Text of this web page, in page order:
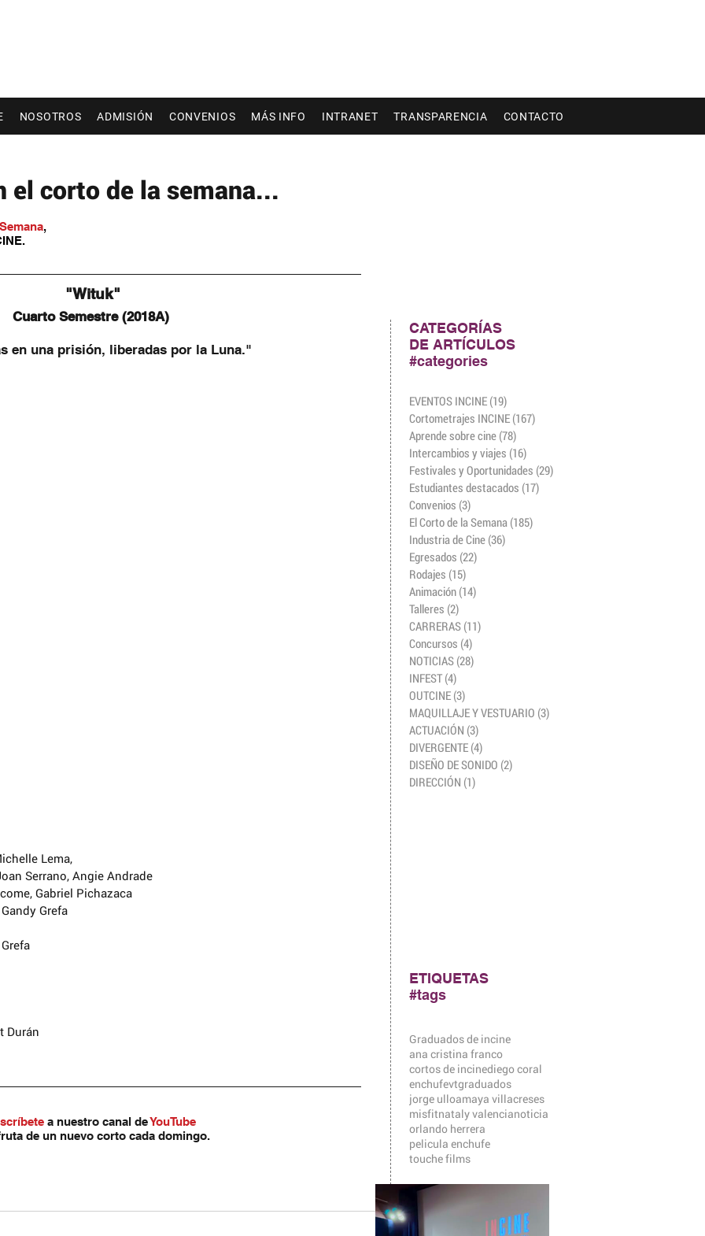
NOSOTROS ADMISIÓN CONVENIOS MÁS INFO INTRANET TRANSPARENCIA CONTACTO
CATEGORÍAS
DE ARTÍCULOS
#categories
EVENTOS INCINE (19)
Cortometrajes INCINE (167)
Aprende sobre cine (78)
Intercambios y viajes (16)
Festivales y Oportunidades (29)
Estudiantes destacados (17)
Convenios (3)
El Corto de la Semana (185)
Industria de Cine (36)
Egresados (22)
Rodajes (15)
Animación (14)
Talleres (2)
CARRERAS (11)
Concursos (4)
NOTICIAS (28)
INFEST (4)
OUTCINE (3)
MAQUILLAJE Y VESTUARIO (3)
ACTUACIÓN (3)
DIVERGENTE (4)
DISEÑO DE SONIDO (2)
DIRECCIÓN (1)
ETIQUETAS
#tags
Graduados de incine
ana cristina franco
cortos de incinediego coral
enchufevtgraduados
jorge ulloamaya villacreses
misfitnataly valencianoticia
orlando herrera
pelicula enchufe
touche films
ni de las posibles obras
el corto de la semana...
,
"Wituk"
Cuarto Semestre (2018A)
en una prisión, liberadas por la Luna."
Lema,
Serrano, Angie Andrade
Gabriel Pichazaca
Grefa
Durán
a nuestro canal de YouTube
de un nuevo corto cada domingo.